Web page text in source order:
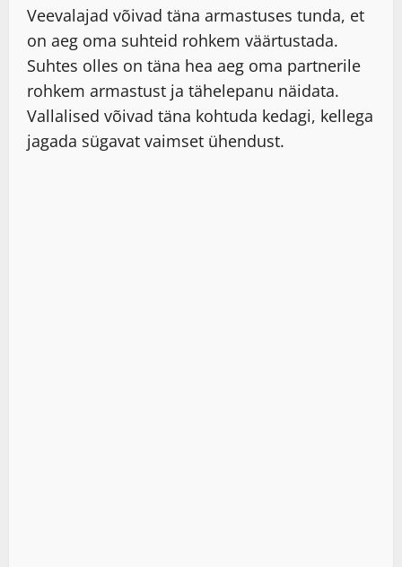
Veevalajad võivad täna armastuses tunda, et
on aeg oma suhteid rohkem väärtustada.
Suhtes olles on täna hea aeg oma partnerile
rohkem armastust ja tähelepanu näidata.
Vallalised võivad täna kohtuda kedagi, kellega
jagada sügavat vaimset ühendust.